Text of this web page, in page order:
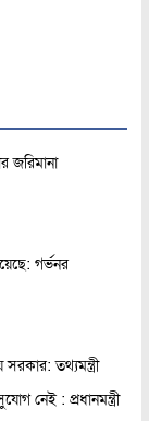
জরিমানা
গর্ভনর
তথ্যমন্ত্রী
নেই : প্রধানমন্ত্রী